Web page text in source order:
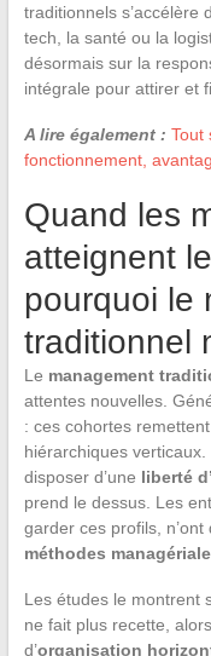
traditionnels s’accélère
tech, la santé ou la
désormais sur la
intégrale pour attirer et
A lire également : Tout
fonctionnement,
Quand les
atteignent
pourquoi le
traditionnel
Le management
attentes nouvelles.
: ces cohortes
hiérarchiques verticaux.
disposer d’une liberté
prend le dessus. Les
garder ces profils,
méthodes
Les études le montrent
ne fait plus recette,
d’organisation